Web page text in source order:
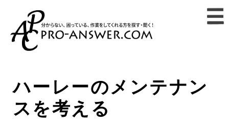
ハーレーのメンテナン
スを考える